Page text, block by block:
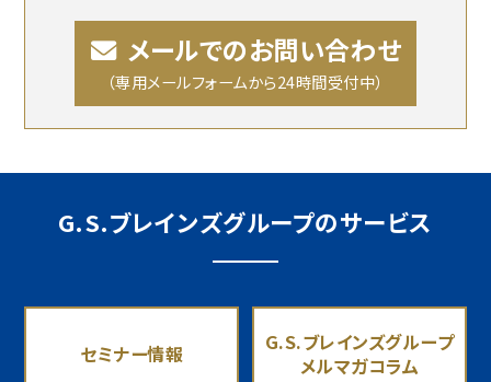
メールでのお問い合わせ
（専用メールフォームから24時間受付中）
G.S.ブレインズグループのサービス
セミナー情報
G.S.ブレインズグループ
メルマガコラム